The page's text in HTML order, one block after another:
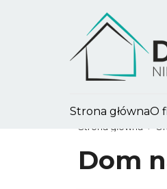
Strona głównaO
Strona główna
Dom